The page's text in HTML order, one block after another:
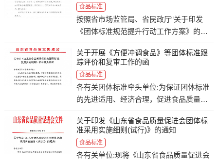
食品标准
按照省市场监管局、省民政厅“关于印发
《团体标准规范提升行动工作方案》的通
已发布的52项团体标准进行规范清理
关于开展《方便冲调食品》等团体标准跟
踪评价和复审工作的函
食品标准
各有关团体标准牵头单位:为保证团体标准
的先进适用、经济合理，促进食品质量、
质量促进会团体标准管理办法》等规定，
经研究，对《方便冲调食品》《石榴酒》
《石榴汁乳酸菌饮料
关于印发《山东省食品质量促进会团体标
准采用实施细则(试行)》的通知
食品标准
各有关单位:现将《山东省食品质量促进会